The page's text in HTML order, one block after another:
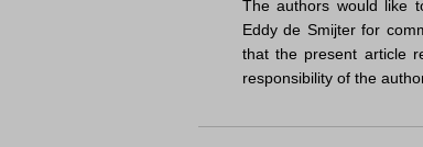
The authors would like
Eddy de Smijter for
that the present article
responsibility of the